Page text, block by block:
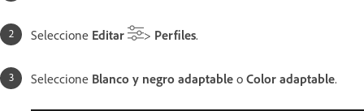
Seleccione Editar > Perfiles.
Seleccione Blanco y negro adaptable o Color adaptable.